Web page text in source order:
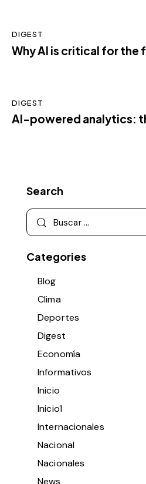
DIGEST
Why AI is critical for the
DIGEST
AI-powered analytics:
Search
Categories
Blog
Clima
Deportes
Digest
Economía
Informativos
Inicio
Inicio1
Internacionales
Nacional
Nacionales
News